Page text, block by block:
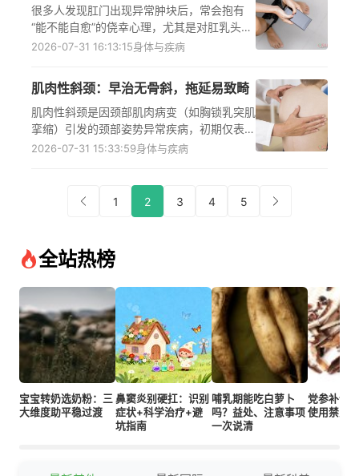
行判断延误康复时机。
很多人发现肛门出现异常肿块后，常会抱有
“能不能自愈”的侥幸心理，尤其是对肛乳头瘤
这类陌生肛肠疾病，易忽视或自行处理。但肛
身修复机制无法消解实质性增生肿块，几乎无
自愈可能，发现后需及时到正规肛肠外科就
诊，遵医嘱制定个性化治疗方案，避免病情加
重影响生活质量。
2026-07-31 16:13:15身体与疾病
肌肉性斜颈：早治无骨斜，拖延易致畸
肌肉性斜颈是因颈部肌肉病变（如胸锁乳突肌
挛缩）引发的颈部姿势异常疾病，初期仅表现
为头偏向患侧、下颌转向健侧等肌肉性症状，
骨骼畸形，儿童多为先天性发病，成人可因外
伤或不良姿势诱发，需早发现早到正规医疗机
守或手术治疗，切勿自行处理。
2026-07-31 15:33:59身体与疾病
1 2 3 4 5
全站热榜
宝宝转奶选奶粉：三
大维度助平稳过渡
鼻窦炎别硬扛：识别
症状+科学治疗+避
坑指南
哺乳期能吃白萝卜
吗？益处、注意事项
一次说清
党参补气
使用禁忌